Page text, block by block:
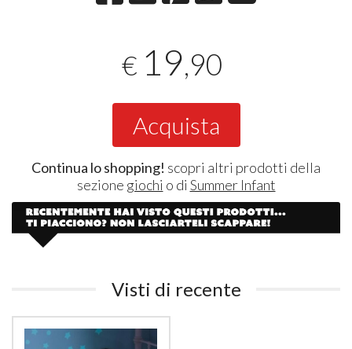
€ 19,90
Acquista
Continua lo shopping! scopri altri prodotti della
sezione giochi o di Summer Infant
Visti di recente